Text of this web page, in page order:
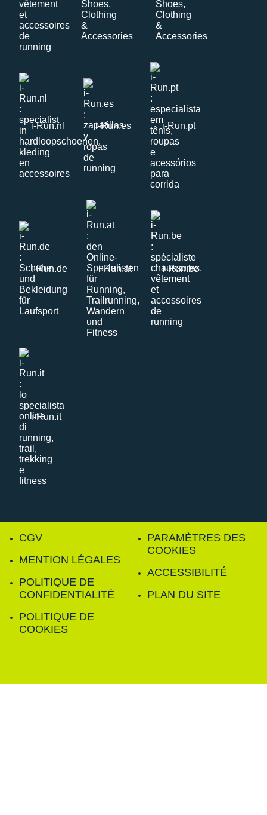
i-Run.nl i-Run.es i-Run.pt
i-Run.de i-Run.at i-Run.be
i-Run.it
CGV
MENTION LÉGALES
POLITIQUE DE
CONFIDENTIALITÉ
POLITIQUE DE
COOKIES
PARAMÈTRES DES
COOKIES
ACCESSIBILITÉ
PLAN DU SITE